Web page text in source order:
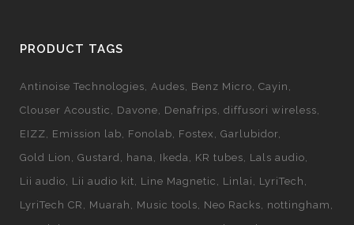
PRODUCT TAGS
Antinoise Technologies Audes Benz Micro Cayin
Clouser Acoustic
Davone Denafrips diffusori wireless
EIZZ
Emission lab Fonolab Fostex
Garlubidor
Gold Lion
Gustard hana Ikeda KR tubes
Lals audio
Lii audio
Lii audio kit Line Magnetic Linlai
LyriTech
LyriTech CR
Muarah Music tools Neo Racks
nottingham